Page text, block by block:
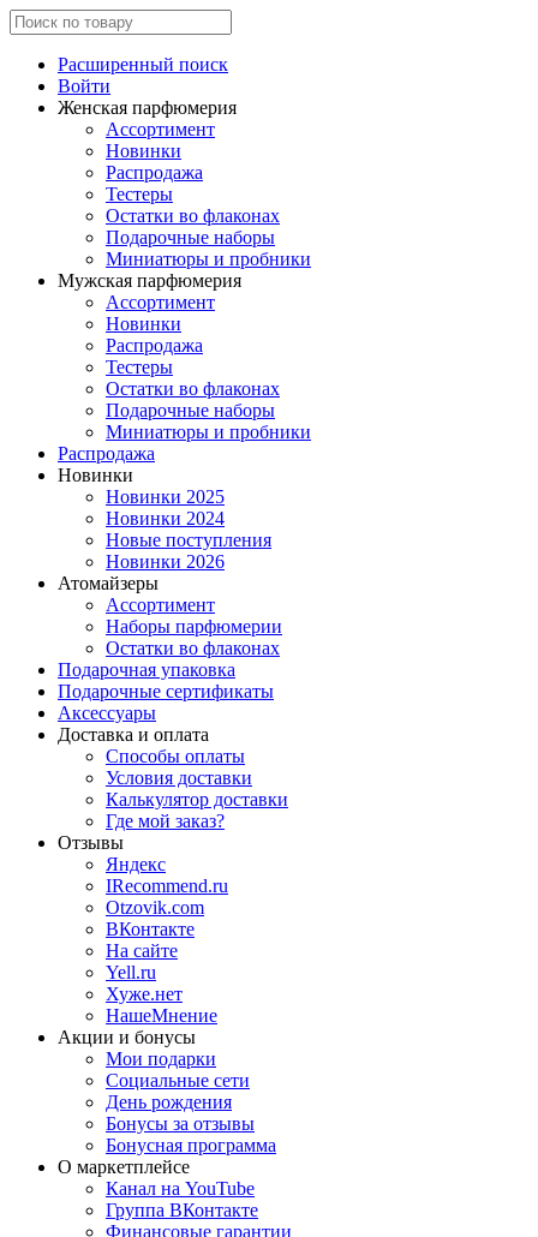
Расширенный поиск
Войти
Женская парфюмерия
Ассортимент
Новинки
Распродажа
Тестеры
Остатки во флаконах
Подарочные наборы
Миниатюры и пробники
Мужская парфюмерия
Ассортимент
Новинки
Распродажа
Тестеры
Остатки во флаконах
Подарочные наборы
Миниатюры и пробники
Распродажа
Новинки
Новинки 2025
Новинки 2024
Новые поступления
Новинки 2026
Атомайзеры
Ассортимент
Наборы парфюмерии
Остатки во флаконах
Подарочная упаковка
Подарочные сертификаты
Аксессуары
Доставка и оплата
Способы оплаты
Условия доставки
Калькулятор доставки
Где мой заказ?
Отзывы
Яндекс
IRecommend.ru
Otzovik.com
ВКонтакте
На сайте
Yell.ru
Хуже.нет
НашеМнение
Акции и бонусы
Мои подарки
Социальные сети
День рождения
Бонусы за отзывы
Бонусная программа
О маркетплейсе
Канал на YouTube
Группа ВКонтакте
Финансовые гарантии